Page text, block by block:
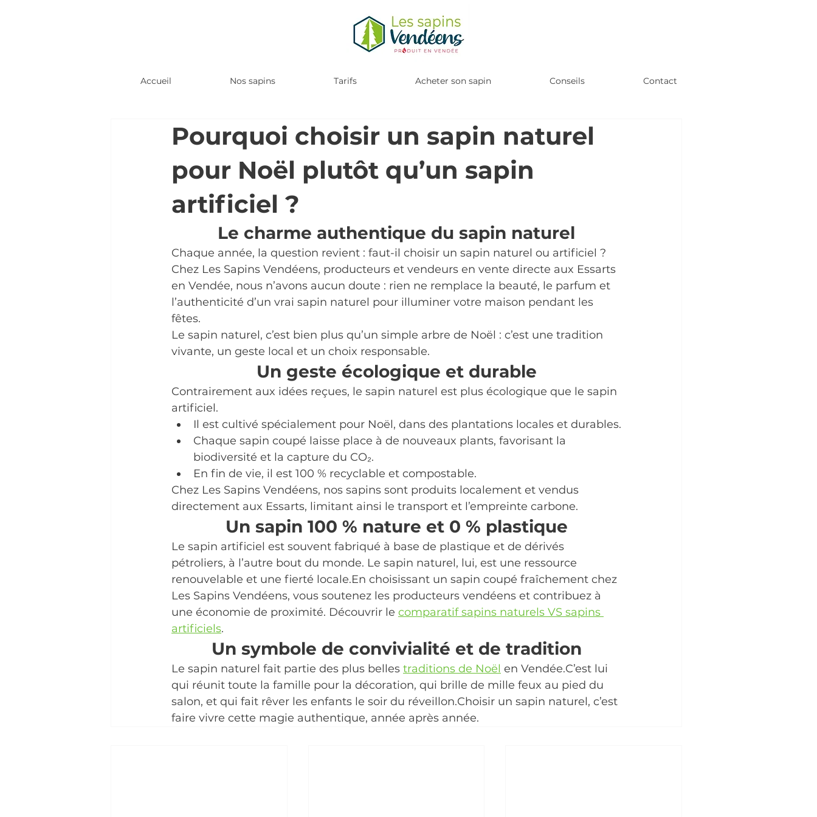
Accueil Nos sapins Tarifs Acheter son sapin Conseils Contact
Pourquoi choisir un sapin naturel
pour Noël plutôt qu’un sapin
artificiel ?
Le charme authentique du sapin naturel
Chaque année, la question revient : faut-il choisir un sapin naturel ou artificiel ?
Chez Les Sapins Vendéens, producteurs et vendeurs en vente directe aux Essarts
en Vendée, nous n’avons aucun doute : rien ne remplace la beauté, le parfum et
l’authenticité d’un vrai sapin naturel pour illuminer votre maison pendant les
fêtes.
Le sapin naturel, c’est bien plus qu’un simple arbre de Noël : c’est une tradition
vivante, un geste local et un choix responsable.
Un geste écologique et durable
Contrairement aux idées reçues, le sapin naturel est plus écologique que le sapin
artificiel.
Il est cultivé spécialement pour Noël, dans des plantations locales et durables.
Chaque sapin coupé laisse place à de nouveaux plants, favorisant la
biodiversité et la capture du CO₂.
En fin de vie, il est 100 % recyclable et compostable.
Chez Les Sapins Vendéens, nos sapins sont produits localement et vendus
directement aux Essarts, limitant ainsi le transport et l’empreinte carbone.
Un sapin 100 % nature et 0 % plastique
Le sapin artificiel est souvent fabriqué à base de plastique et de dérivés
pétroliers, à l’autre bout du monde. Le sapin naturel, lui, est une ressource
renouvelable et une fierté locale.En choisissant un sapin coupé fraîchement chez
Les Sapins Vendéens, vous soutenez les producteurs vendéens et contribuez à
une économie de proximité. Découvrir le comparatif sapins naturels VS sapins
artificiels.
Un symbole de convivialité et de tradition
Le sapin naturel fait partie des plus belles traditions de Noël en Vendée.C’est lui
qui réunit toute la famille pour la décoration, qui brille de mille feux au pied du
salon, et qui fait rêver les enfants le soir du réveillon.Choisir un sapin naturel, c’est
faire vivre cette magie authentique, année après année.